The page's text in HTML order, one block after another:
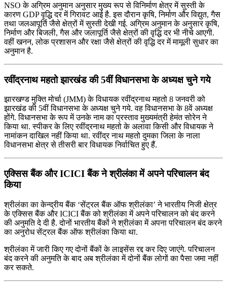
NSO के अग्रिम अनुमान अनुसार मुख्‍य रूप से विनिर्माण क्षेत्र में सुस्‍ती के
कारण GDP वृद्धि दर में गिरावट आई है. इस दौरान कृषि, निर्माण और विद्युत, गैस
तथा जलआपूर्ति जैसे क्षेत्रों में सुस्‍ती देखी गई. अग्रिम अनुमान के अनुसार कृषि,
निर्माण और बिजली, गैस और जलापूर्ति जैसे क्षेत्रों की वृद्धि दर भी नीचे आएगी.
वहीं खनन, लोक प्रशासन और रक्षा जैसे क्षेत्रों की वृद्धि दर में मामूली सुधार का
अनुमान है.
रवींद्रनाथ महतो झारखंड की 5वीं विधानसभा के अध्यक्ष चुने गये
झारखण्ड मुक्ति मोर्चा (JMM) के विधायक रवींद्रनाथ महतो 8 जनवरी को
झारखंड की 5वीं विधानसभा के अध्यक्ष चुने गये. वह विधानसभा के 8वें अध्यक्ष
होंगे. विधानसभा के रूप में उनके नाम का प्रस्ताव मुख्यमंत्री हेमंत सोरेन ने
किया था. स्पीकर के लिए रवींद्रनाथ महतो के अलावा किसी और विधायक ने
नामांकन दाखिल नहीं किया था. रवींद्र नाथ महतो दुमका जिला के नाला
विधानसभा क्षेत्र से तीसरी बार विधायक निर्वाचित हुए हैं.
एक्सिस बैंक और ICICI बैंक ने श्रीलंका में अपने परिचालन बंद
किया
श्रीलंका का केन्द्रीय बैंक ‘सेंट्रल बैंक ऑफ श्रीलंका’ ने भारतीय निजी क्षेत्र
के एक्सिस बैंक और ICICI बैंक को श्रीलंका में अपने परिचालन को बंद करने
की अनुमति दे दी है. दोनों भारतीय बैंकों ने श्रीलंका में अपना परिचालन बंद करने
का अनुरोध सेंट्रल बैंक ऑफ श्रीलंका किया था.
श्रीलंका में जारी किए गए दोनों बैंकों के लाइसेंस रद्द कर दिए जाएंगे. परिचालन
बंद करने की अनुमति के बाद अब श्रीलंका में दोनों बैंक लोगों का पैसा जमा नहीं
कर सकते.